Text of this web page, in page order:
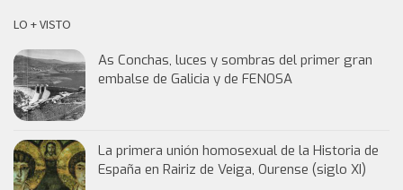
LO + VISTO
As Conchas, luces y sombras del primer gran
embalse de Galicia y de FENOSA
La primera unión homosexual de la Historia de
España en Rairiz de Veiga, Ourense (siglo XI)